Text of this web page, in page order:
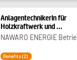
AnlagentechnikerIn für
Holzkraftwerk und ...
NAWARO ENERGIE
Benefits (2)